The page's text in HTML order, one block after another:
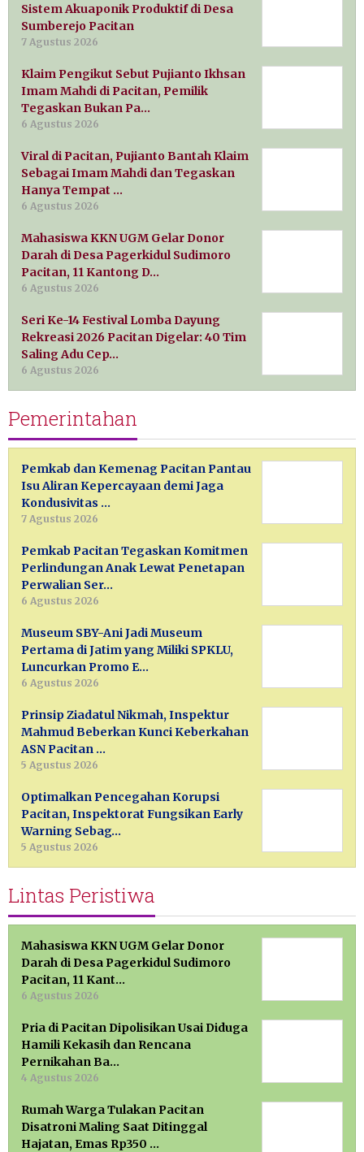
Sistem Akuaponik Produktif di Desa
Sumberejo Pacitan
7 Agustus 2026
Klaim Pengikut Sebut Pujianto Ikhsan
Imam Mahdi di Pacitan, Pemilik
Tegaskan Bukan Pa…
6 Agustus 2026
Viral di Pacitan, Pujianto Bantah Klaim
Sebagai Imam Mahdi dan Tegaskan
Hanya Tempat …
6 Agustus 2026
Mahasiswa KKN UGM Gelar Donor
Darah di Desa Pagerkidul Sudimoro
Pacitan, 11 Kantong D…
6 Agustus 2026
Seri Ke-14 Festival Lomba Dayung
Rekreasi 2026 Pacitan Digelar: 40 Tim
Saling Adu Cep…
6 Agustus 2026
Pemerintahan
Pemkab dan Kemenag Pacitan Pantau
Isu Aliran Kepercayaan demi Jaga
Kondusivitas …
7 Agustus 2026
Pemkab Pacitan Tegaskan Komitmen
Perlindungan Anak Lewat Penetapan
Perwalian Ser…
6 Agustus 2026
Museum SBY-Ani Jadi Museum
Pertama di Jatim yang Miliki SPKLU,
Luncurkan Promo E…
6 Agustus 2026
Prinsip Ziadatul Nikmah, Inspektur
Mahmud Beberkan Kunci Keberkahan
ASN Pacitan …
5 Agustus 2026
Optimalkan Pencegahan Korupsi
Pacitan, Inspektorat Fungsikan Early
Warning Sebag…
5 Agustus 2026
Lintas Peristiwa
Mahasiswa KKN UGM Gelar Donor
Darah di Desa Pagerkidul Sudimoro
Pacitan, 11 Kant…
6 Agustus 2026
Pria di Pacitan Dipolisikan Usai Diduga
Hamili Kekasih dan Rencana
Pernikahan Ba…
4 Agustus 2026
Rumah Warga Tulakan Pacitan
Disatroni Maling Saat Ditinggal
Hajatan, Emas Rp350 …